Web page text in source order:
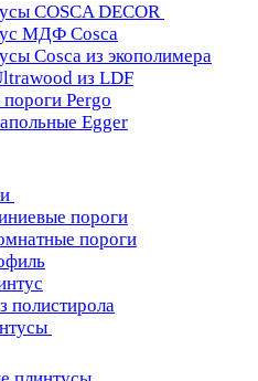
COSCA DECOR
МДФ Cosca
Cosca из экополимера
из LDF
Pergo
Egger
пороги
пороги
полистирола